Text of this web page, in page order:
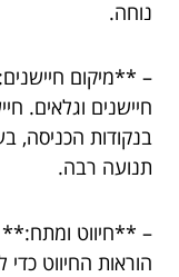
נוחה.
– **מיקום
חיישנים וגלאים.
בנקודות הכניסה,
תנועה רבה.
– **חיווט ומתח:**
הוראות החיווט